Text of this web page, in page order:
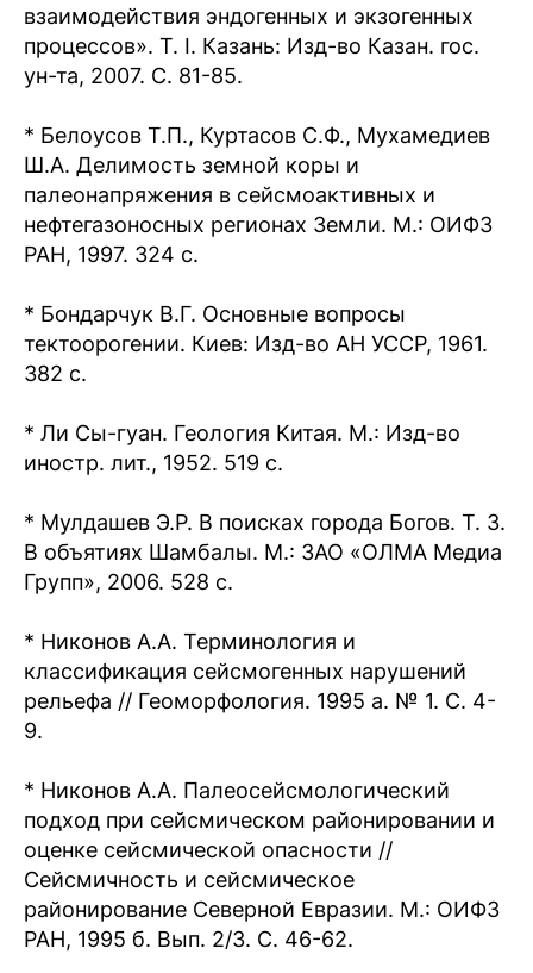
взаимодействия эндогенных и экзогенных
процессов». Т. I. Казань: Изд-во Казан. гос.
ун-та, 2007. С. 81-85.
* Белоусов Т.П., Куртасов С.Ф., Мухамедиев
Ш.А. Делимость земной коры и
палеонапряжения в сейсмоактивных и
нефтегазоносных регионах Земли. М.: ОИФЗ
РАН, 1997. 324 с.
* Бондарчук В.Г. Основные вопросы
тектоорогении. Киев: Изд-во АН УССР, 1961.
382 с.
* Ли Сы-гуан. Геология Китая. М.: Изд-во
иностр. лит., 1952. 519 с.
* Мулдашев Э.Р. В поисках города Богов. Т. 3.
В объятиях Шамбалы. М.: ЗАО «ОЛМА Медиа
Групп», 2006. 528 с.
* Никонов А.А. Терминология и
классификация сейсмогенных нарушений
рельефа // Геоморфология. 1995 а. № 1. С. 4-
9.
* Никонов А.А. Палеосейсмологический
подход при сейсмическом районировании и
оценке сейсмической опасности //
Сейсмичность и сейсмическое
районирование Северной Евразии. М.: ОИФЗ
РАН, 1995 б. Вып. 2/3. С. 46-62.